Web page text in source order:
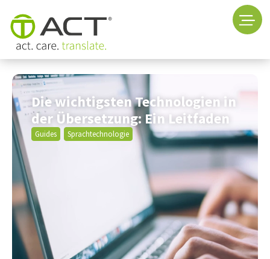
Die wichtigsten Technologien in
der Übersetzung: Ein Leitfaden
Guides Sprachtechnologie